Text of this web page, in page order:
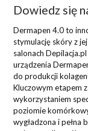
Dowiedz się
Dermapen 4.0 to
stymulację skóry z
salonach
urządzenia
do produkcji
Kluczowym etapem
wykorzystaniem
poziomie
wygładzona i pełna